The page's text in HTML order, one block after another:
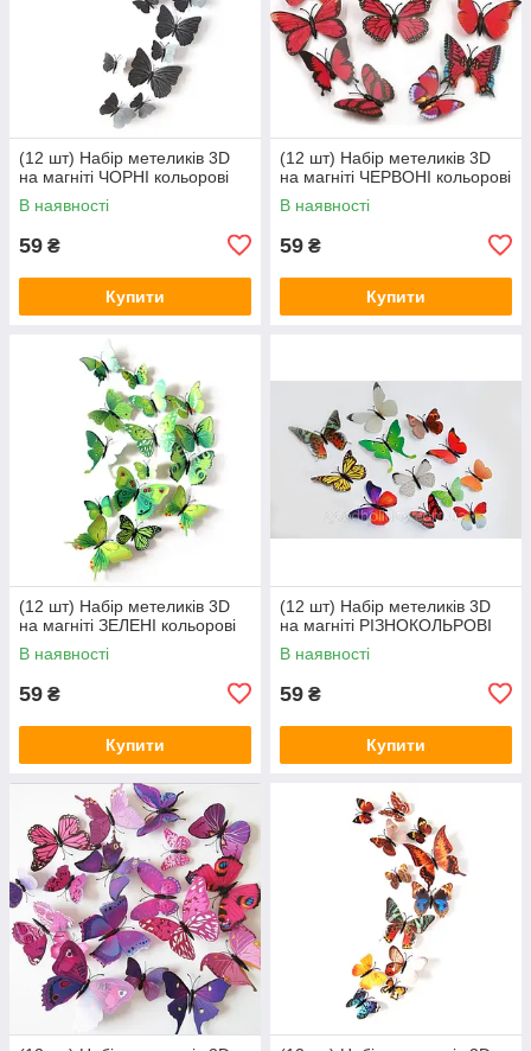
(12 шт) Набір метеликів 3D
на магніті ЧОРНІ кольорові
В наявності
59 ₴
Купити
(12 шт) Набір метеликів 3D
на магніті ЧЕРВОНІ кольорові
В наявності
59 ₴
Купити
(12 шт) Набір метеликів 3D
на магніті ЗЕЛЕНІ кольорові
В наявності
59 ₴
Купити
(12 шт) Набір метеликів 3D
на магніті РІЗНОКОЛЬРОВІ
В наявності
59 ₴
Купити